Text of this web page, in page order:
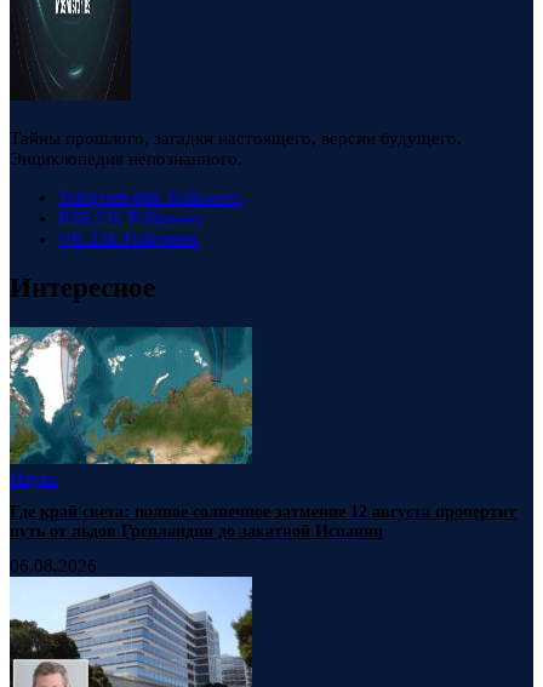
Тайны прошлого, загадки настоящего, версии будущего.
Энциклопедия непознанного.
Telegram 88k Followers
RSS 23k Followers
VK 23k Followers
Интересное
Наука
Где край света: полное солнечное затмение 12 августа прочертит
путь от льдов Гренландии до закатной Испании
06.08.2026